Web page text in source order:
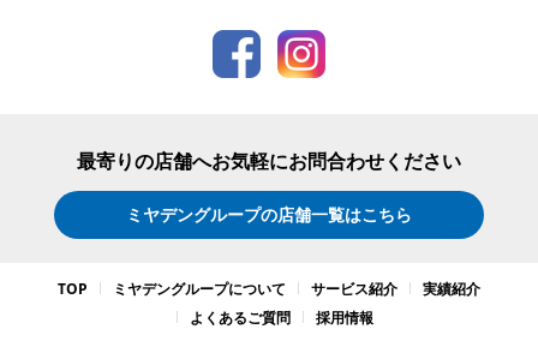
最寄りの店舗へお気軽にお問合わせください
ミヤデングループの店舗一覧はこちら
TOP ミヤデングループについて サービス紹介
実績紹介
よくあるご質問
採用情報